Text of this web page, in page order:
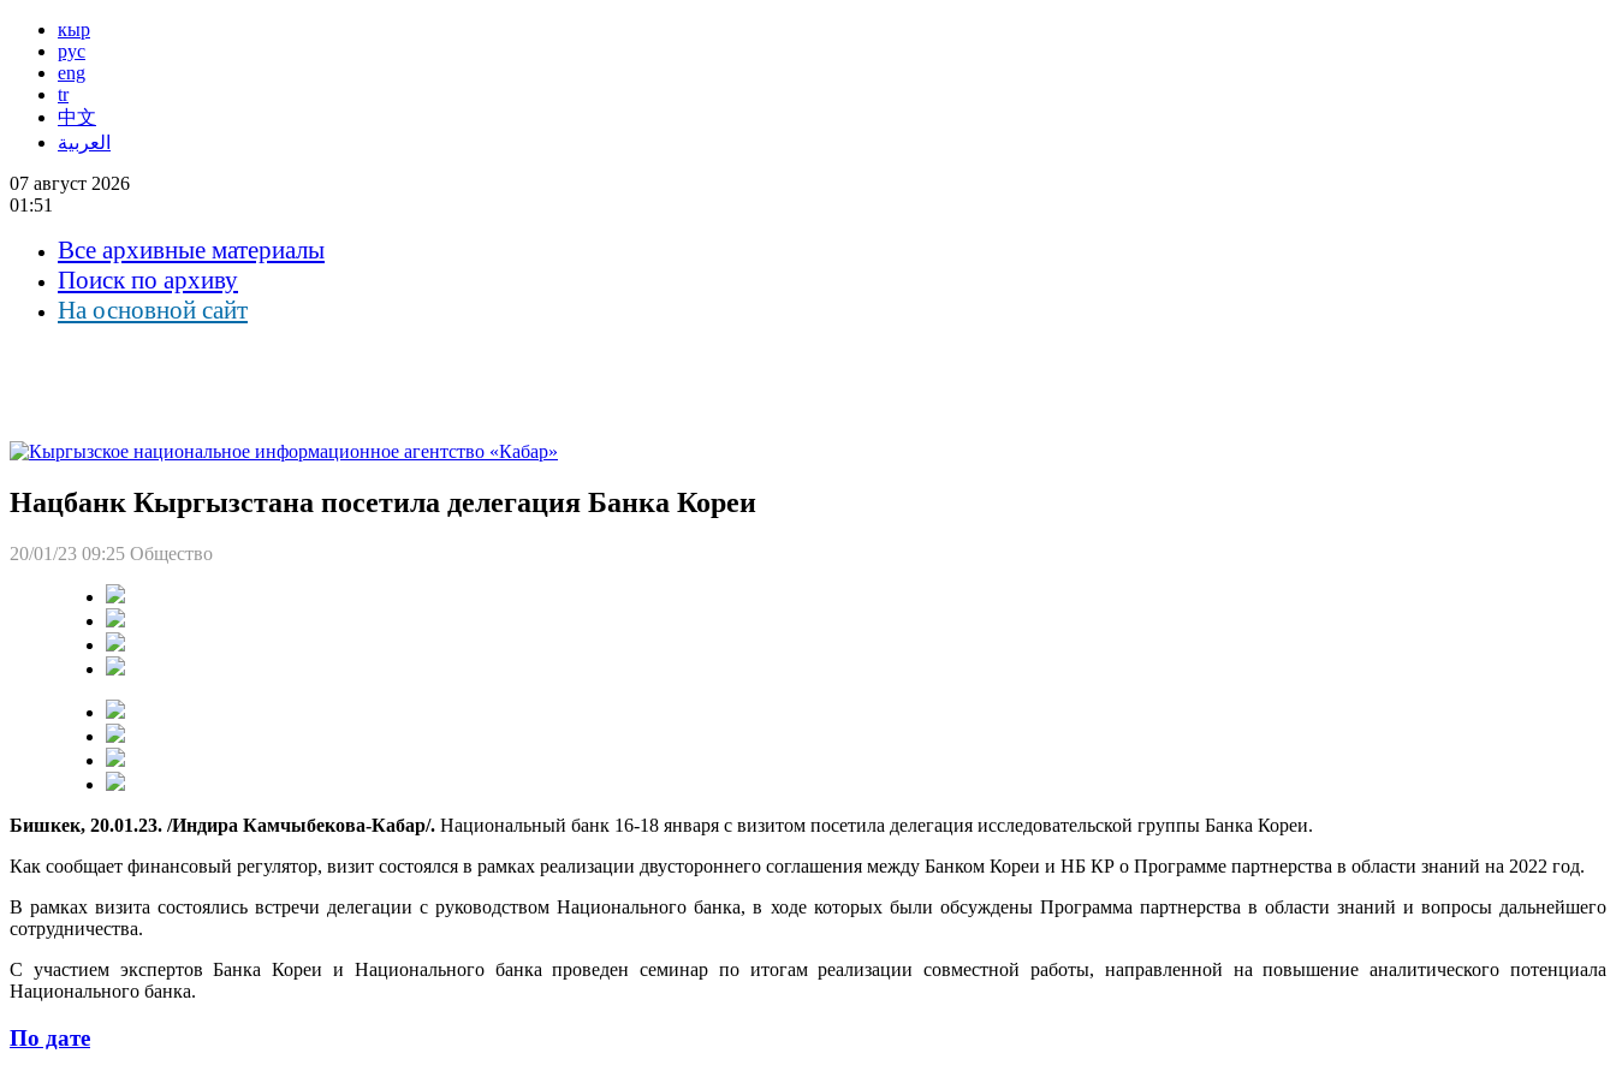
кыр
рус
eng
tr
中文
العربية
07 август 2026
01:51
Все архивные материалы
Поиск по архиву
На основной сайт
Нацбанк Кыргызстана посетила делегация Банка Кореи
20/01/23 09:25 Общество
Бишкек, 20.01.23. /Индира Камчыбекова-Кабар/. Национальный банк 16-18 января с визитом посетила делегация исследовательской группы Банка Кореи.
Как сообщает финансовый регулятор, визит состоялся в рамках реализации двустороннего соглашения между Банком Кореи и НБ КР о Программе партнерства в области знаний на 2022 год.
В рамках визита состоялись встречи делегации с руководством Национального банка, в ходе которых были обсуждены Программа партнерства в области знаний и вопросы дальнейшего
сотрудничества.
С участием экспертов Банка Кореи и Национального банка проведен семинар по итогам реализации совместной работы, направленной на повышение аналитического потенциала
Национального банка.
По дате